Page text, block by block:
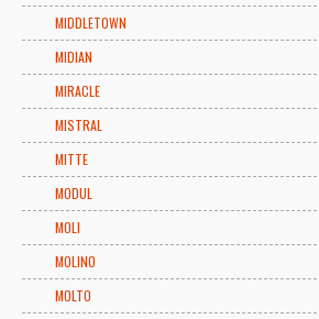
MIDDLETOWN
MIDIAN
MIRACLE
MISTRAL
MITTE
MODUL
MOLI
MOLINO
MOLTO